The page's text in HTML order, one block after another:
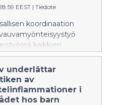
är att trygga och
vård i hela
EEST | Tiedote
koordinaation
kaikkien
kanssa. HUSin
asiantuntijaryhmän
on turvata ja kehittää
hoitoa koko
underlättar
av
i
hos barn